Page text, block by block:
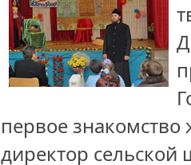
первое знакомство
директор